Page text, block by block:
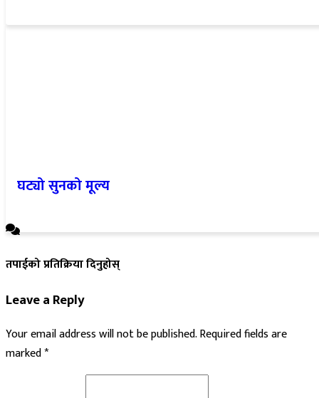
घट्यो सुनको मूल्य
तपाईको प्रतिक्रिया दिनुहोस्
Leave a Reply
Your email address will not be published.Required fields are
marked*